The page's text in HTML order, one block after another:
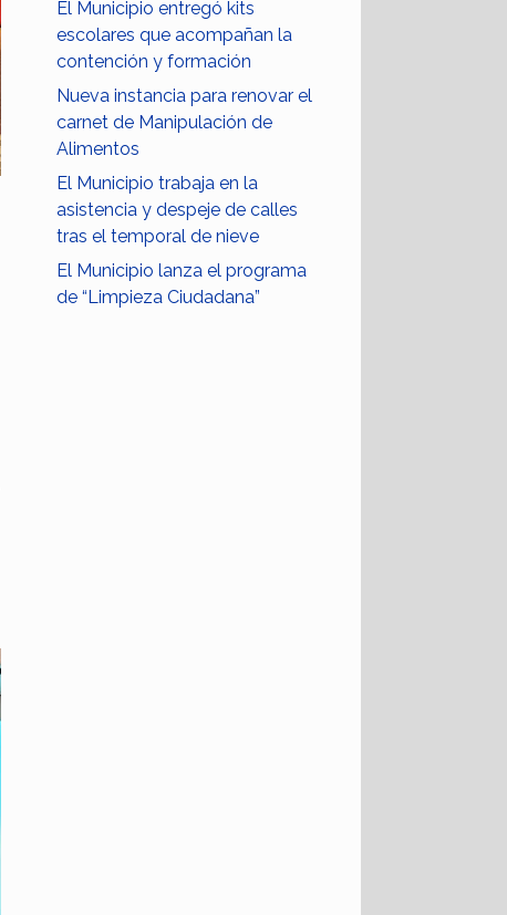
El Municipio entregó kits
escolares que acompañan la
contención y formación
Nueva instancia para renovar el
carnet de Manipulación de
Alimentos
El Municipio trabaja en la
asistencia y despeje de calles
tras el temporal de nieve
El Municipio lanza el programa
de “Limpieza Ciudadana”